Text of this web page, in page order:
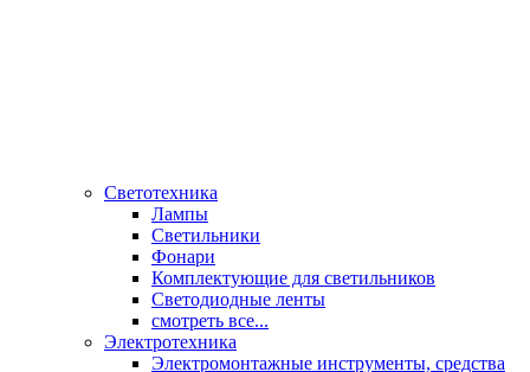
Светотехника
Лампы
Светильники
Фонари
Комплектующие для светильников
Светодиодные ленты
смотреть все...
Электротехника
Электромонтажные инструменты, средства